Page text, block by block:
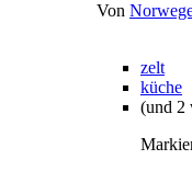
Von
zelt
küche
(und 2